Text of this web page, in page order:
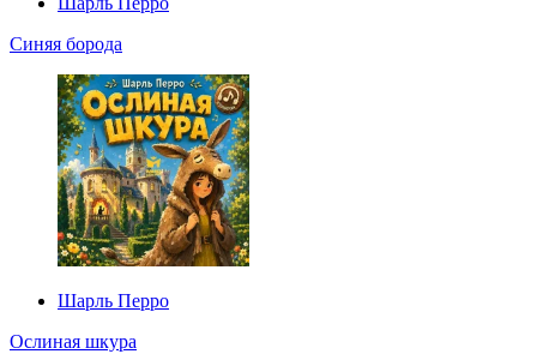
Синяя борода
Шарль Перро
Ослиная шкура